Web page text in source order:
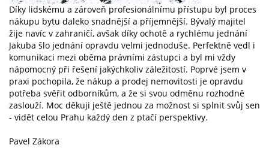
Díky lidskému a zároveň profesionálnímu přístupu byl proces
nákupu bytu daleko snadnější a příjemnější. Bývalý majitel
žije navíc v zahraničí, avšak díky ochotě a rychlému jednání
Jakuba šlo jednání opravdu velmi jednoduše. Perfektně vedl i
komunikaci mezi oběma právními zástupci a byl mi vždy
nápomocný při řešení jakýchkoliv záležitostí. Poprvé jsem v
praxi pochopila, že nákup a prodej nemovitosti je opravdu
potřeba svěřit odborníkům, a že si svou odměnu rozhodně
zaslouží. Moc děkuji ještě jednou za možnost si splnit svůj sen
- vidět celou Prahu každý den z ptačí perspektivy.
Pavel Zákora